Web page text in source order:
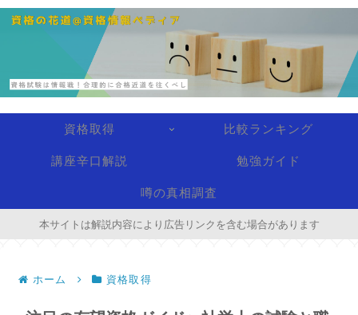
資格取得 比較ランキング
講座辛口解説 勉強ガイド
噂の真相調査
本サイトは解説内容により広告リンクを含む場合があります
ホーム 資格取得